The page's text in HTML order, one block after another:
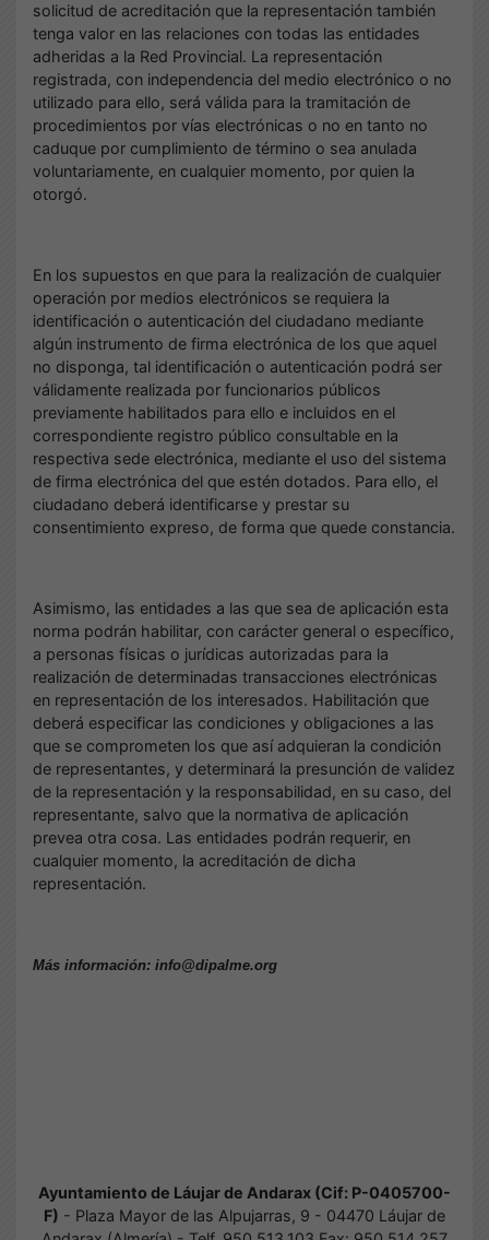
solicitud de acreditación que la representación también
tenga valor en las relaciones con todas las entidades
adheridas a la Red Provincial. La representación
registrada, con independencia del medio electrónico o no
utilizado para ello, será válida para la tramitación de
procedimientos por vías electrónicas o no en tanto no
caduque por cumplimiento de término o sea anulada
voluntariamente, en cualquier momento, por quien la
otorgó.
En los supuestos en que para la realización de cualquier
operación por medios electrónicos se requiera la
identificación o autenticación del ciudadano mediante
algún instrumento de firma electrónica de los que aquel
no disponga, tal identificación o autenticación podrá ser
válidamente realizada por funcionarios públicos
previamente habilitados para ello e incluidos en el
correspondiente registro público consultable en la
respectiva sede electrónica, mediante el uso del sistema
de firma electrónica del que estén dotados. Para ello, el
ciudadano deberá identificarse y prestar su
consentimiento expreso, de forma que quede constancia.
Asimismo, las entidades a las que sea de aplicación esta
norma podrán habilitar, con carácter general o específico,
a personas físicas o jurídicas autorizadas para la
realización de determinadas transacciones electrónicas
en representación de los interesados. Habilitación que
deberá especificar las condiciones y obligaciones a las
que se comprometen los que así adquieran la condición
de representantes, y determinará la presunción de validez
de la representación y la responsabilidad, en su caso, del
representante, salvo que la normativa de aplicación
prevea otra cosa. Las entidades podrán requerir, en
cualquier momento, la acreditación de dicha
representación.
Más información: info@dipalme.org
Ayuntamiento de Láujar de Andarax (Cif: P-0405700-
F) - Plaza Mayor de las Alpujarras, 9 - 04470 Láujar de